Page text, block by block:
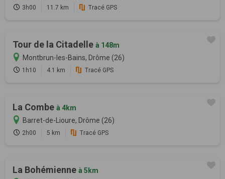
3h00 11.7 km Tracé GPS
Tour de la Citadelle à 148m
Montbrun-les-Bains, Drôme (26)
1h10 4.1 km Tracé GPS
La Combe à 4km
Barret-de-Lioure, Drôme (26)
2h00 5 km Tracé GPS
La Bohémienne à 5km